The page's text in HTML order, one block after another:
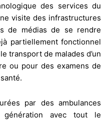
des services du
visite des infrastructures
de médias de se rendre
partiellement fonctionnel
transport de malades d’un
ou pour des examens de
par des ambulances
génération avec tout le